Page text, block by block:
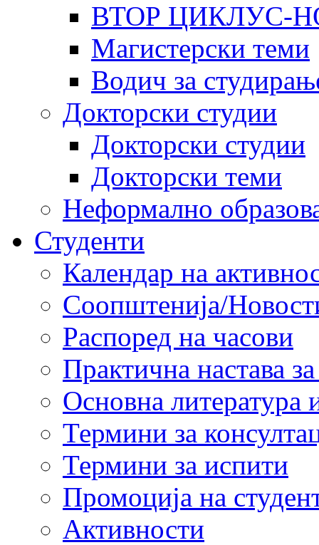
ВТОР ЦИКЛУС-
Магистерски теми
Водич за
Докторски студии
Докторски студии
Докторски теми
Неформално
Студенти
Календар на
Соопштенија/
Распоред на часови
Практична настава
Основна литература
Термини за
Термини за испити
Промоција на
Активности